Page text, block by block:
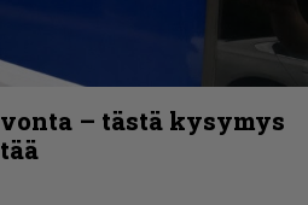
– tästä kysymys